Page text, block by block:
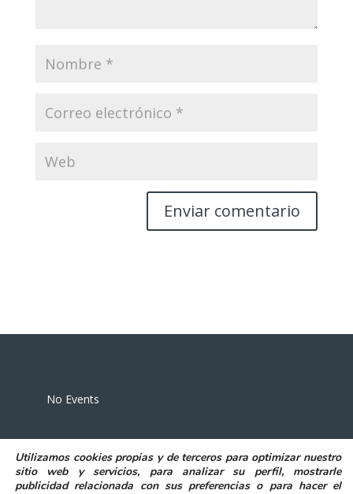
No Events
Utilizamos cookies propias y de terceros para optimizar nuestro
sitio web y servicios, para analizar su perfil, mostrarle
publicidad relacionada con sus preferencias o para hacer el